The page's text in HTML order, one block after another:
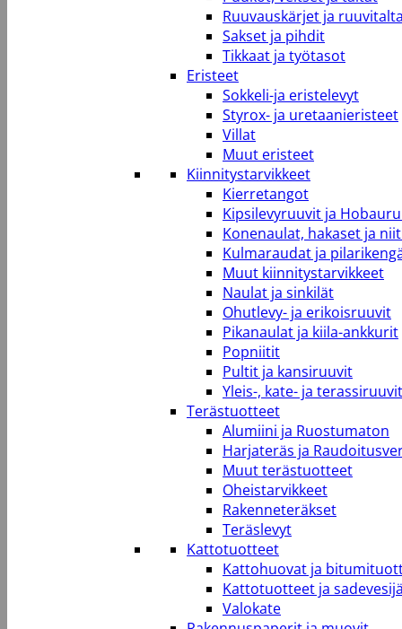
Ruuvauskärjet ja
Sakset ja pihdit
Tikkaat ja työtasot
Eristeet
Sokkeli-ja eristelevyt
Styrox- ja uretaanieristeet
Villat
Muut eristeet
Kiinnitystarvikkeet
Kierretangot
Kipsilevyruuvit ja
Konenaulat, hakaset ja
Kulmaraudat ja
Muut kiinnitystarvikkeet
Naulat ja sinkilät
Ohutlevy- ja erikoisruuvit
Pikanaulat ja kiila-ankkurit
Popniitit
Pultit ja kansiruuvit
Yleis-, kate- ja terassiruuvit
Terästuotteet
Alumiini ja Ruostumaton
Harjateräs ja
Muut terästuotteet
Oheistarvikkeet
Rakenneteräkset
Teräslevyt
Kattotuotteet
Kattohuovat ja
Kattotuotteet ja
Valokate